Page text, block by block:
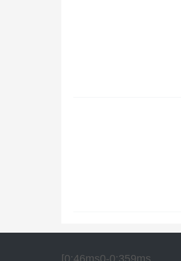
[0:46ms0-0:359ms